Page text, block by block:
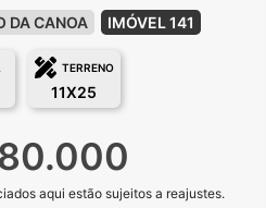
DA CANOA IMÓVEL 141
TERRENO
11X25
aqui estão sujeitos a reajustes.